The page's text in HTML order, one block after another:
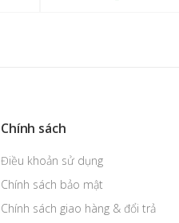
Chính sách
Điều khoản sử dụng
Chính sách bảo mật
Chính sách giao hàng & đổi trả